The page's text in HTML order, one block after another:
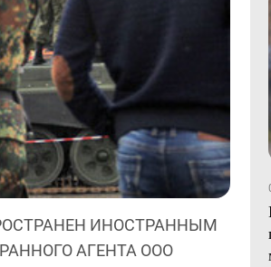
ИНОСТРАННЫМ
АГЕНТА ООО